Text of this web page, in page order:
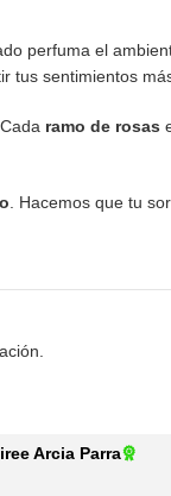
perfuma el
tus sentimientos
ramo de rosas
. Hacemos que tu
Arcia Parra